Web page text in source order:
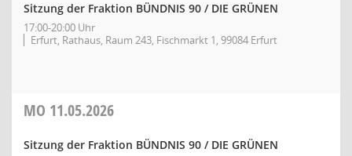
Sitzung der Fraktion BÜNDNIS 90 / DIE GRÜNEN
17:00-20:00 Uhr
Erfurt, Rathaus, Raum 243, Fischmarkt 1, 99084 Erfurt
MO 11.05.2026
Sitzung der Fraktion BÜNDNIS 90 / DIE GRÜNEN